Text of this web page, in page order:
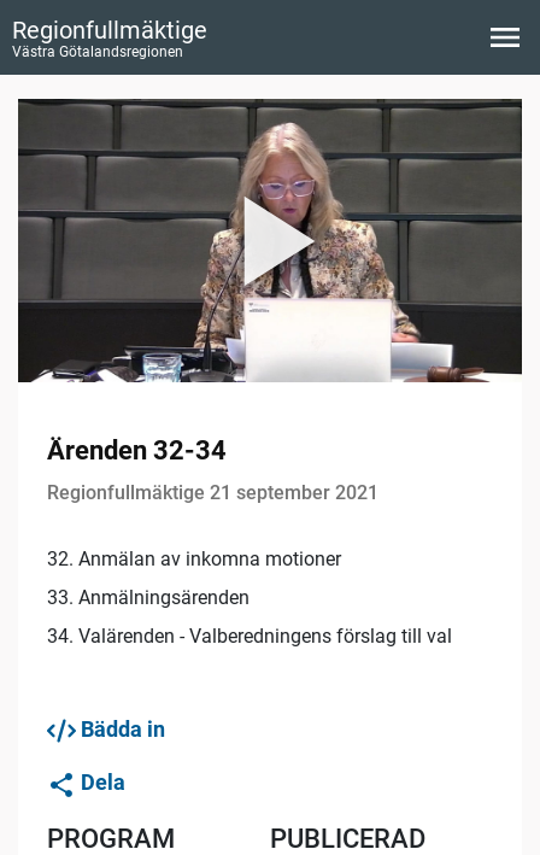
Regionfullmäktige
Västra Götalandsregionen
Ärenden 32-34
Regionfullmäktige 21 september 2021
32. Anmälan av inkomna motioner
33. Anmälningsärenden
34. Valärenden - Valberedningens förslag till val
Bädda in
Dela
PROGRAM PUBLICERAD